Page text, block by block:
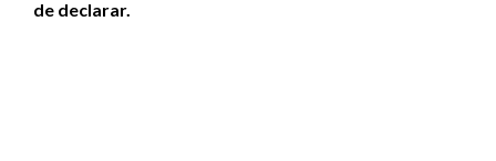
de declarar.